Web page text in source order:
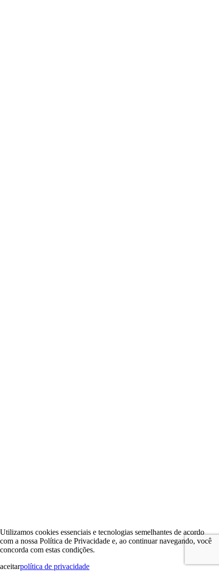
Utilizamos cookies essenciais e tecnologias semelhantes de acordo
com a nossa Política de Privacidade e, ao continuar navegando, você
concorda com estas condições.
aceitarpolítica de privacidade